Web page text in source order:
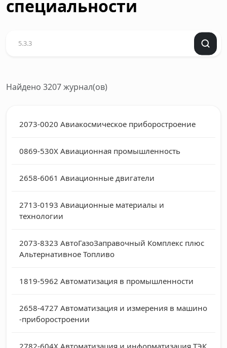
специальности
Найдено 3207 журнал(ов)
2073-0020 Авиакосмическое приборостроение
0869-530X Авиационная промышленность
2658-6061 Авиационные двигатели
2713-0193 Авиационные материалы и
технологии
2073-8323 АвтоГазоЗаправочный Комплекс плюс
Альтернативное Топливо
1819-5962 Автоматизация в промышленности
2658-4727 Автоматизация и измерения в машино
-приборостроении
2782-604X Автоматизация и информатизация ТЭК